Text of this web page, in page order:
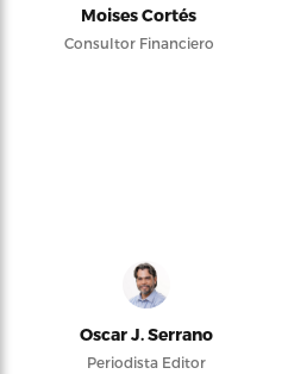
Moises Cortés
Consultor Financiero
Oscar J. Serrano
Periodista Editor